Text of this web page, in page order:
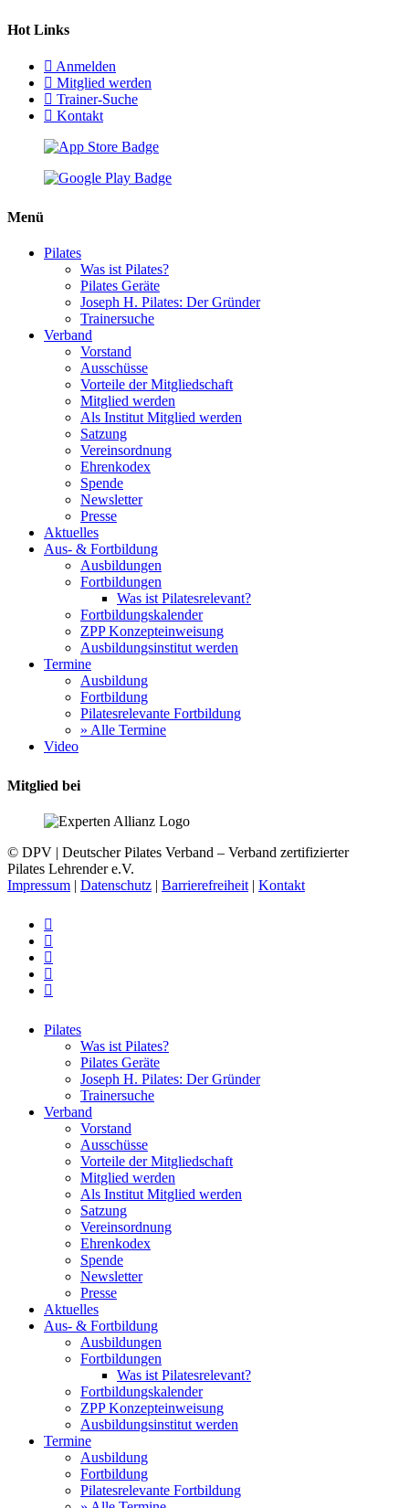
Hot Links
Anmelden
Mitglied werden
Trainer-Suche
Kontakt
Menü
Pilates
Was ist Pilates?
Pilates Geräte
Joseph H. Pilates: Der Gründer
Trainersuche
Verband
Vorstand
Ausschüsse
Vorteile der Mitgliedschaft
Mitglied werden
Als Institut Mitglied werden
Satzung
Vereinsordnung
Ehrenkodex
Spende
Newsletter
Presse
Aktuelles
Aus- & Fortbildung
Ausbildungen
Fortbildungen
Was ist Pilatesrelevant?
Fortbildungskalender
ZPP Konzepteinweisung
Ausbildungsinstitut werden
Termine
Ausbildung
Fortbildung
Pilatesrelevante Fortbildung
» Alle Termine
Video
Mitglied bei
© DPV | Deutscher Pilates Verband – Verband zertifizierter
Pilates Lehrender e.V.
Impressum | Datenschutz | Barrierefreiheit | Kontakt
facebook
youtube
instagram
phone
email
Close
Pilates
Was ist Pilates?
Pilates Geräte
Joseph H. Pilates: Der Gründer
Trainersuche
Verband
Vorstand
Ausschüsse
Vorteile der Mitgliedschaft
Mitglied werden
Als Institut Mitglied werden
Satzung
Vereinsordnung
Ehrenkodex
Spende
Newsletter
Presse
Aktuelles
Aus- & Fortbildung
Ausbildungen
Fortbildungen
Was ist Pilatesrelevant?
Fortbildungskalender
ZPP Konzepteinweisung
Ausbildungsinstitut werden
Termine
Ausbildung
Fortbildung
Pilatesrelevante Fortbildung